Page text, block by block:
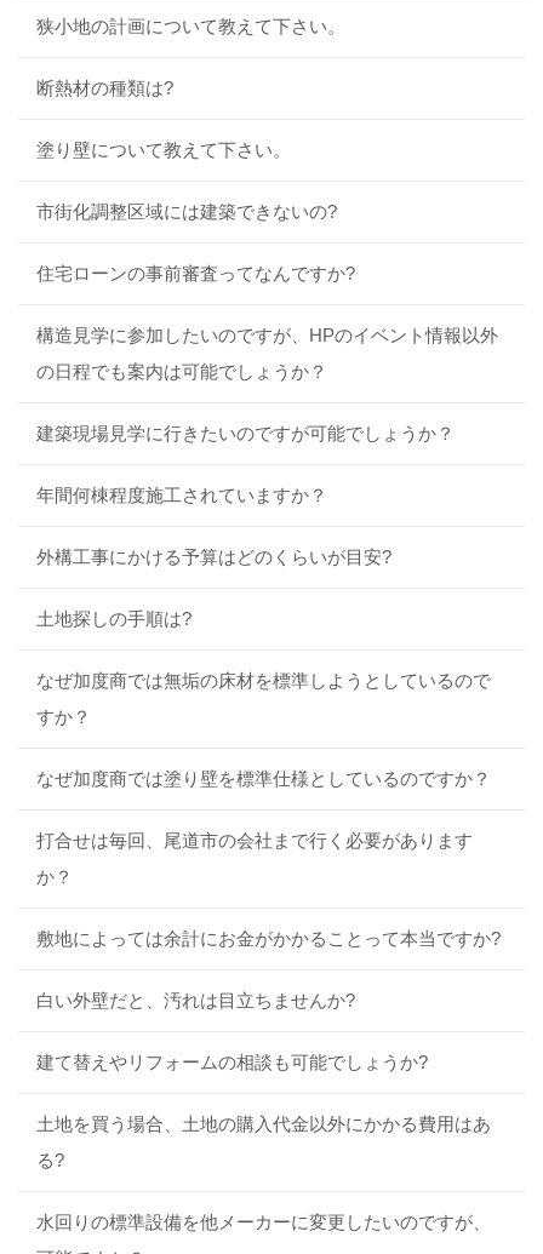
狭小地の計画について教えて下さい。
断熱材の種類は?
塗り壁について教えて下さい。
市街化調整区域には建築できないの?
住宅ローンの事前審査ってなんですか?
構造見学に参加したいのですが、HPのイベント情報以外
の日程でも案内は可能でしょうか？
建築現場見学に行きたいのですが可能でしょうか？
年間何棟程度施工されていますか？
外構工事にかける予算はどのくらいが目安?
土地探しの手順は?
なぜ加度商では無垢の床材を標準しようとしているので
すか？
なぜ加度商では塗り壁を標準仕様としているのですか？
打合せは毎回、尾道市の会社まで行く必要があります
か？
敷地によっては余計にお金がかかることって本当ですか?
白い外壁だと、汚れは目立ちませんか?
建て替えやリフォームの相談も可能でしょうか?
土地を買う場合、土地の購入代金以外にかかる費用はあ
る?
水回りの標準設備を他メーカーに変更したいのですが、